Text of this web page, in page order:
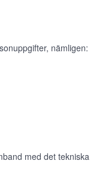
nämligen:
med det tekniska